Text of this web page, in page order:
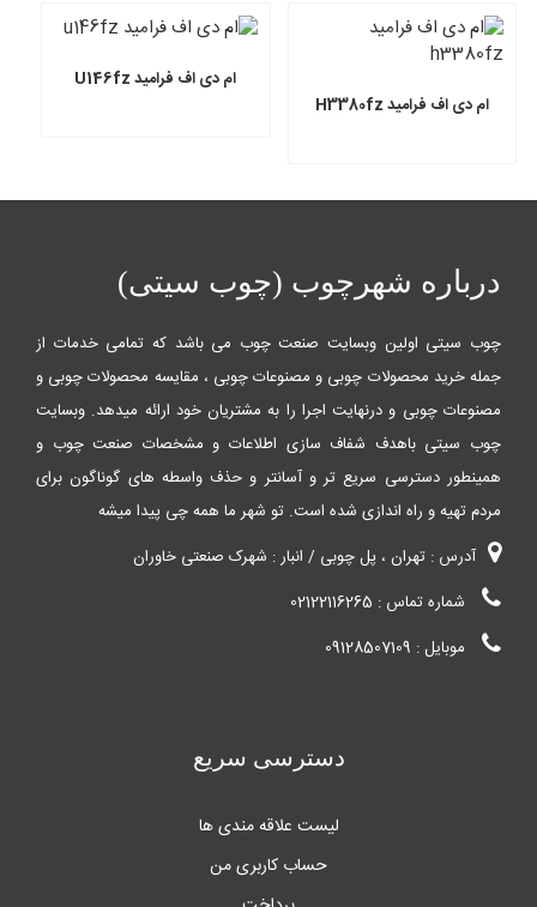
ام دی اف فرامید H3380fz
ام دی اف فرامید U146fz
درباره شهرچوب (چوب سیتی)
چوب سیتی اولین وبسایت صنعت چوب می باشد که تمامی خدمات از
جمله خرید محصولات چوبی و مصنوعات چوبی ، مقایسه محصولات چوبی و
مصنوعات چوبی و درنهایت اجرا را به مشتریان خود ارائه میدهد. وبسایت
چوب سیتی باهدف شفاف سازی اطلاعات و مشخصات صنعت چوب و
همینطور دسترسی سریع تر و آسانتر و حذف واسطه های گوناگون برای
مردم تهیه و راه اندازی شده است. تو شهر ما همه چی پیدا میشه
آدرس : تهران ، پل چوبی / انبار : شهرک صنعتی خاوران
شماره تماس : 02122116265
موبایل : 09128507109
دسترسی سریع
لیست علاقه مندی ها
حساب کاربری من